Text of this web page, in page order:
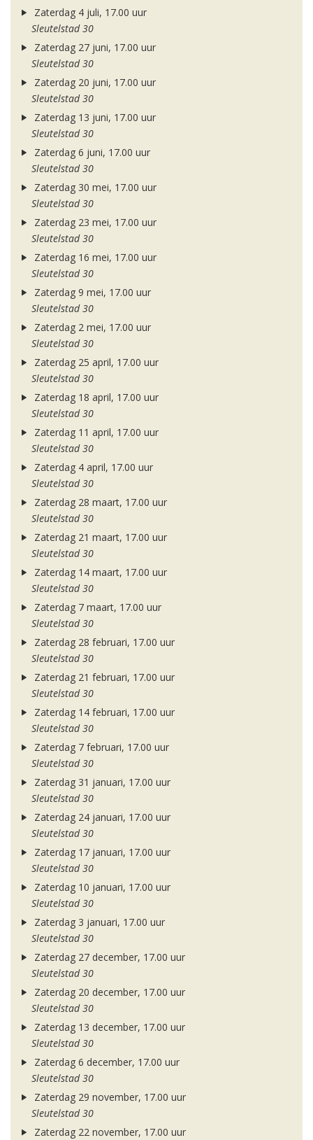
Zaterdag 4 juli, 17.00 uur
Sleutelstad 30
Zaterdag 27 juni, 17.00 uur
Sleutelstad 30
Zaterdag 20 juni, 17.00 uur
Sleutelstad 30
Zaterdag 13 juni, 17.00 uur
Sleutelstad 30
Zaterdag 6 juni, 17.00 uur
Sleutelstad 30
Zaterdag 30 mei, 17.00 uur
Sleutelstad 30
Zaterdag 23 mei, 17.00 uur
Sleutelstad 30
Zaterdag 16 mei, 17.00 uur
Sleutelstad 30
Zaterdag 9 mei, 17.00 uur
Sleutelstad 30
Zaterdag 2 mei, 17.00 uur
Sleutelstad 30
Zaterdag 25 april, 17.00 uur
Sleutelstad 30
Zaterdag 18 april, 17.00 uur
Sleutelstad 30
Zaterdag 11 april, 17.00 uur
Sleutelstad 30
Zaterdag 4 april, 17.00 uur
Sleutelstad 30
Zaterdag 28 maart, 17.00 uur
Sleutelstad 30
Zaterdag 21 maart, 17.00 uur
Sleutelstad 30
Zaterdag 14 maart, 17.00 uur
Sleutelstad 30
Zaterdag 7 maart, 17.00 uur
Sleutelstad 30
Zaterdag 28 februari, 17.00 uur
Sleutelstad 30
Zaterdag 21 februari, 17.00 uur
Sleutelstad 30
Zaterdag 14 februari, 17.00 uur
Sleutelstad 30
Zaterdag 7 februari, 17.00 uur
Sleutelstad 30
Zaterdag 31 januari, 17.00 uur
Sleutelstad 30
Zaterdag 24 januari, 17.00 uur
Sleutelstad 30
Zaterdag 17 januari, 17.00 uur
Sleutelstad 30
Zaterdag 10 januari, 17.00 uur
Sleutelstad 30
Zaterdag 3 januari, 17.00 uur
Sleutelstad 30
Zaterdag 27 december, 17.00 uur
Sleutelstad 30
Zaterdag 20 december, 17.00 uur
Sleutelstad 30
Zaterdag 13 december, 17.00 uur
Sleutelstad 30
Zaterdag 6 december, 17.00 uur
Sleutelstad 30
Zaterdag 29 november, 17.00 uur
Sleutelstad 30
Zaterdag 22 november, 17.00 uur